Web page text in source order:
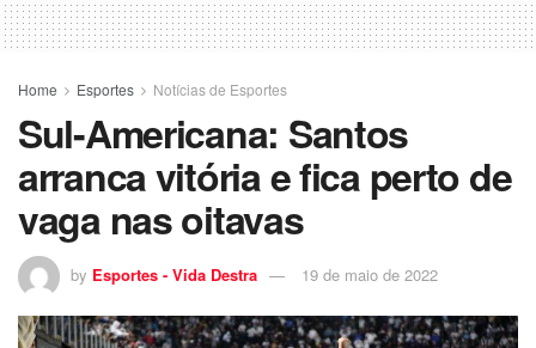
Home Esportes Notícias de Esportes
Sul-Americana: Santos
arranca vitória e fica perto de
vaga nas oitavas
by Esportes - Vida Destra 19 de maio de 2022